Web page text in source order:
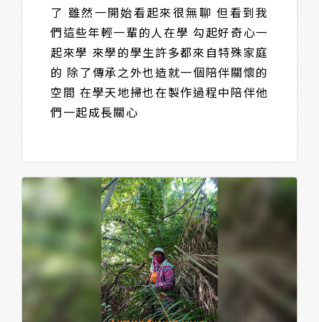
了 雖然一開始看起來很無聊 但看到我
們這些年輕一輩的人在學 勾起好奇心一
起來學 來學的學生許多都來自特殊家庭
的 除了傳承之外也造就一個陪伴關懷的
空間 在學天地掃也在製作過程中陪伴他
們一起成長關心